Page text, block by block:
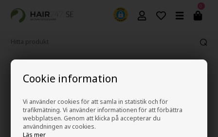
Cookie information
Vi använder cookies för att samla in statistik och för
trafikmätning. Vi använder informationen för att förbättra
webbplatsen. Genom att klicka på accepterar du
användningen av cookies.
Läs mer
0